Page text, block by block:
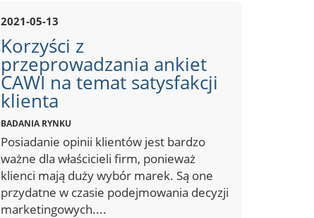
2021-05-13
Korzyści z
przeprowadzania ankiet
CAWI na temat satysfakcji
klienta
BADANIA RYNKU
Posiadanie opinii klientów jest bardzo
ważne dla właścicieli firm, ponieważ
klienci mają duży wybór marek. Są one
przydatne w czasie podejmowania decyzji
marketingowych....